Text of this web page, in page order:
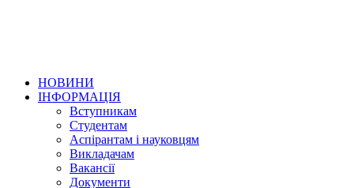
НОВИНИ
ІНФОРМАЦІЯ
Вступникам
Студентам
Аспірантам і науковцям
Викладачам
Вакансії
Документи